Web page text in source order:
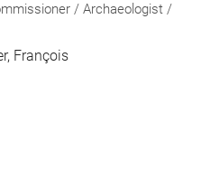
/ Archaeologist /
François